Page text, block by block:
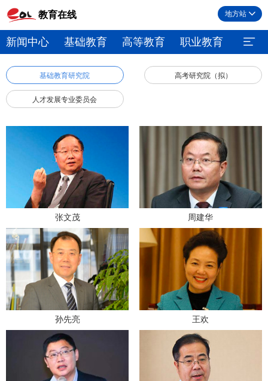
教育在线 地方站
新闻中心 基础教育 高等教育 职业教育 继续
基础教育研究院 高考研究院（拟）
人才发展专业委员会
张文茂 周建华
孙先亮 王欢